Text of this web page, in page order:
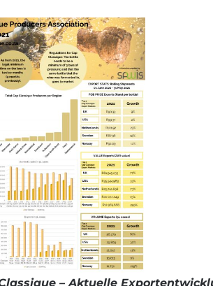
– Aktuelle